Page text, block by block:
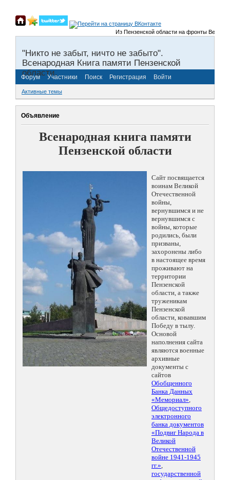
Из Пензенской области на фронты
"Никто не забыт, ничто не забыто".
Всенародная Книга памяти Пензенской
области.
Форум Участники Поиск Регистрация Войти
Активные темы
Объявление
Всенародная книга памяти
Пензенской области
Сайт посвящается
воинам Великой
Отечественной
войны,
вернувшимся и не
вернувшимся с
войны, которые
родились, были
призваны,
захоронены либо
в настоящее время
проживают на
территории
Пензенской
области, а также
труженикам
Пензенской
области, ковавшим
Победу в тылу.
Основой
наполнения сайта
являются военные
архивные
документы с
сайтов
Обобщенного
Банка Данных
«Мемориал»,
Общедоступного
электронного
банка документов
«Подвиг Народа в
Великой
Отечественной
войне 1941-1945
гг.»,
государственной